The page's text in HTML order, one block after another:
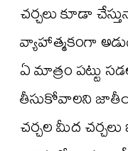
చర్చలు కూడా
వ్యాహాత్మకంగా
ఏ మాత్రం పట్టు
తీసుకోవాలని
చర్చల మీద చర్చలు